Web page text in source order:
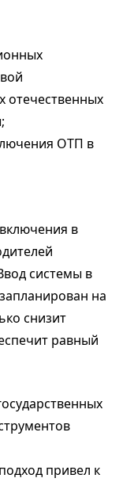
отечественных
ОТП в
в
системы в
на
снизит
равный
привел к